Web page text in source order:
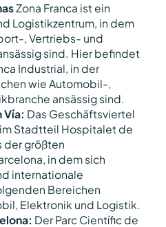
Zona Franca ist ein
Logistikzentrum, in dem
, Vertriebs- und
sind. Hier befindet
Industrial, in der
wie Automobil-,
ansässig sind.
Vía: Das Geschäftsviertel
Stadtteil Hospitalet de
der größten
in dem sich
internationale
Bereichen
Elektronik und Logistik.
Der Parc Científic de